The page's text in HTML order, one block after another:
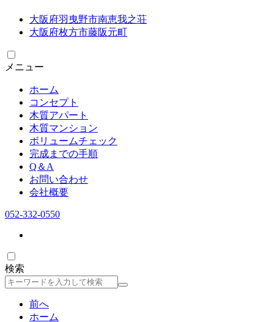
大阪府羽曳野市南恵我之荘
大阪府枚方市藤阪元町
メニュー
ホーム
コンセプト
木質アパート
木質マンション
ボリュームチェック
完成までの手順
Q＆A
お問い合わせ
会社概要
052-332-0550
検索
検
前へ
ホーム